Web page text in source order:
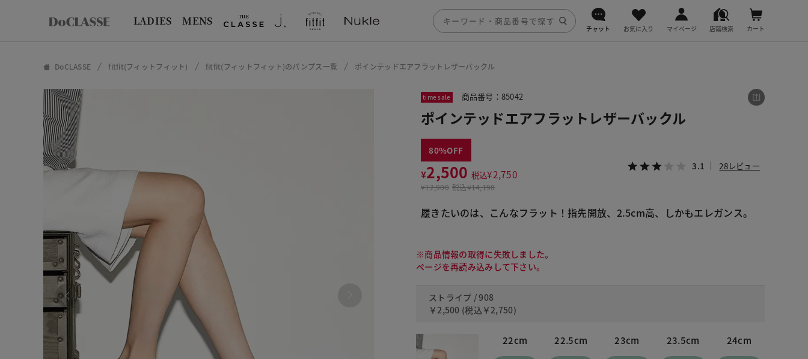
LADIES MENS
チャット お気に入り マイページ 店舗検索 カート
DoCLASSE fitfit(フィットフィット) fitfit(フィットフィット)のパンプス一覧 ポインテッドエアフラットレザーバックル
time sale 商品番号：85042
ポインテッドエアフラットレザーバックル
80
¥2,500 税込¥2,750
¥12,900 税込¥14,190
3.1 28レビュー
履きたいのは、こんなフラット！指先開放、2.5cm高、しかもエレガンス。
※商品情報の取得に失敗しました。
ページを再読み込みして下さい。
ストライプ / 908
￥2,500 (税込 ￥2,750)
22cm 22.5cm 23cm 23.5cm 24cm